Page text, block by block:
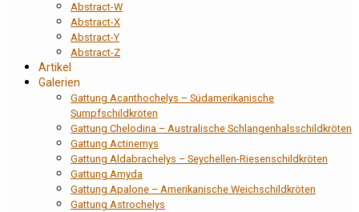
Abstract-W
Abstract-X
Abstract-Y
Abstract-Z
Artikel
Galerien
Gattung Acanthochelys – Südamerikanische
Sumpfschildkröten
Gattung Chelodina – Australische Schlangenhalsschildkröten
Gattung Actinemys
Gattung Aldabrachelys – Seychellen-Riesenschildkröten
Gattung Amyda
Gattung Apalone – Amerikanische Weichschildkröten
Gattung Astrochelys